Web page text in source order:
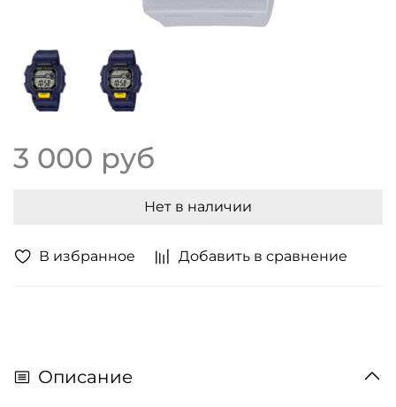
В избранное Добавить в сравнение
3 000 руб
Нет в наличии
Описание